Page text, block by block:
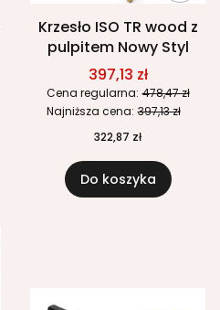
Krzesło ISO TR wood z
pulpitem Nowy Styl
397,13 zł
Cena regularna: 478,47 zł
Najniższa cena: 397,13 zł
322,87 zł
Do koszyka